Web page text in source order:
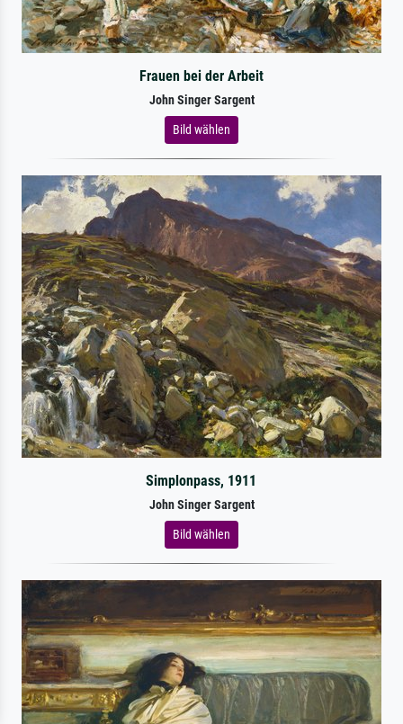
Frauen bei der Arbeit
John Singer Sargent
Bild wählen
Simplonpass, 1911
John Singer Sargent
Bild wählen